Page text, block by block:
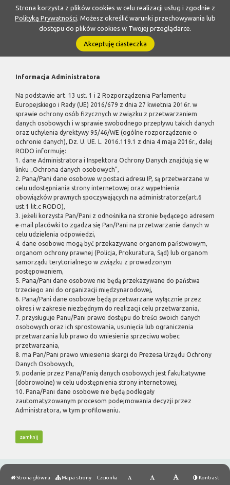
Strona korzysta z plików cookies w celu realizacji usług i zgodnie z
Polityką Prywatności. Możesz określić warunki przechowywania lub
dostępu do plików cookies w Twojej przeglądarce.
Akceptuję ciasteczka
Informacja Administratora
Na podstawie art. 13 ust. 1 i 2 Rozporządzenia Parlamentu
Europejskiego i Rady (UE) 2016/679 z dnia 27 kwietnia 2016r. w
sprawie ochrony osób fizycznych w związku z przetwarzaniem
danych osobowych i w sprawie swobodnego przepływu takich danych
oraz uchylenia dyrektywy 95/46/WE (ogólne rozporządzenie o
ochronie danych), Dz. U. UE. L. 2016.119.1 z dnia 4 maja 2016r., dalej
RODO informuję:
1. dane Administratora i Inspektora Ochrony Danych znajdują się w
linku „Ochrona danych osobowych”,
2. Pana/Pani dane osobowe w postaci adresu IP, są przetwarzane w
celu udostępniania strony internetowej oraz wypełnienia
obowiązków prawnych spoczywających na administratorze(art.6
ust.1 lit.c RODO),
3. jeżeli korzysta Pan/Pani z odnośnika na stronie będącego adresem
e-mail placówki to zgadza się Pan/Pani na przetwarzanie danych w
celu udzielenia odpowiedzi,
4. dane osobowe mogą być przekazywane organom państwowym,
organom ochrony prawnej (Policja, Prokuratura, Sąd) lub organom
samorządu terytorialnego w związku z prowadzonym
postępowaniem,
5. Pana/Pani dane osobowe nie będą przekazywane do państwa
trzeciego ani do organizacji międzynarodowej,
6. Pana/Pani dane osobowe będą przetwarzane wyłącznie przez
okres i w zakresie niezbędnym do realizacji celu przetwarzania,
7. przysługuje Panu/Pani prawo dostępu do treści swoich danych
osobowych oraz ich sprostowania, usunięcia lub ograniczenia
przetwarzania lub prawo do wniesienia sprzeciwu wobec
przetwarzania,
8. ma Pan/Pani prawo wniesienia skargi do Prezesa Urzędu Ochrony
Danych Osobowych,
9. podanie przez Pana/Panią danych osobowych jest fakultatywne
(dobrowolne) w celu udostępnienia strony internetowej,
10. Pana/Pani dane osobowe nie będą podlegały
zautomatyzowanym procesom podejmowania decyzji przez
Administratora, w tym profilowaniu.
zamknij
Strona główna Mapa strony Czcionka Kontrast